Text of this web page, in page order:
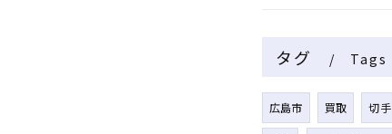
タグ Tags
広島市 買取 切手